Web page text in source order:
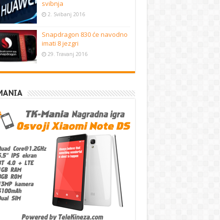
svibnja
2. Svibanj 2016
Snapdragon 830 će navodno
imati 8 jezgri
29. Travanj 2016